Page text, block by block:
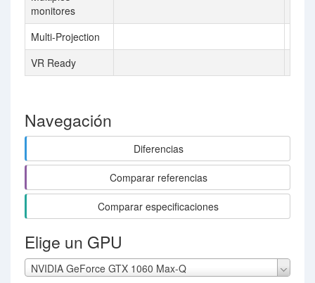
monitores
Multi-Projection
VR Ready
Navegación
Diferencias
Comparar referencias
Comparar especificaciones
Elige un GPU
NVIDIA GeForce GTX 1060 Max-Q